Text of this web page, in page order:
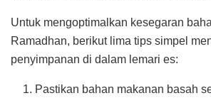
Untuk mengoptimalkan kesegaran
Ramadhan, berikut lima tips simpel
penyimpanan di dalam lemari es:
Pastikan bahan makanan basah